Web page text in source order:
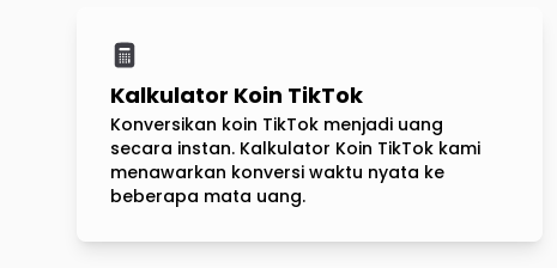
Kalkulator Koin TikTok
Konversikan koin TikTok menjadi uang
secara instan. Kalkulator Koin TikTok kami
menawarkan konversi waktu nyata ke
beberapa mata uang.